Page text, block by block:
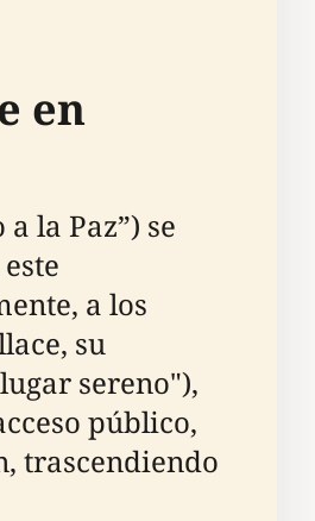
en
la Paz”) se
a los
su
sereno"),
público,
trascendiendo